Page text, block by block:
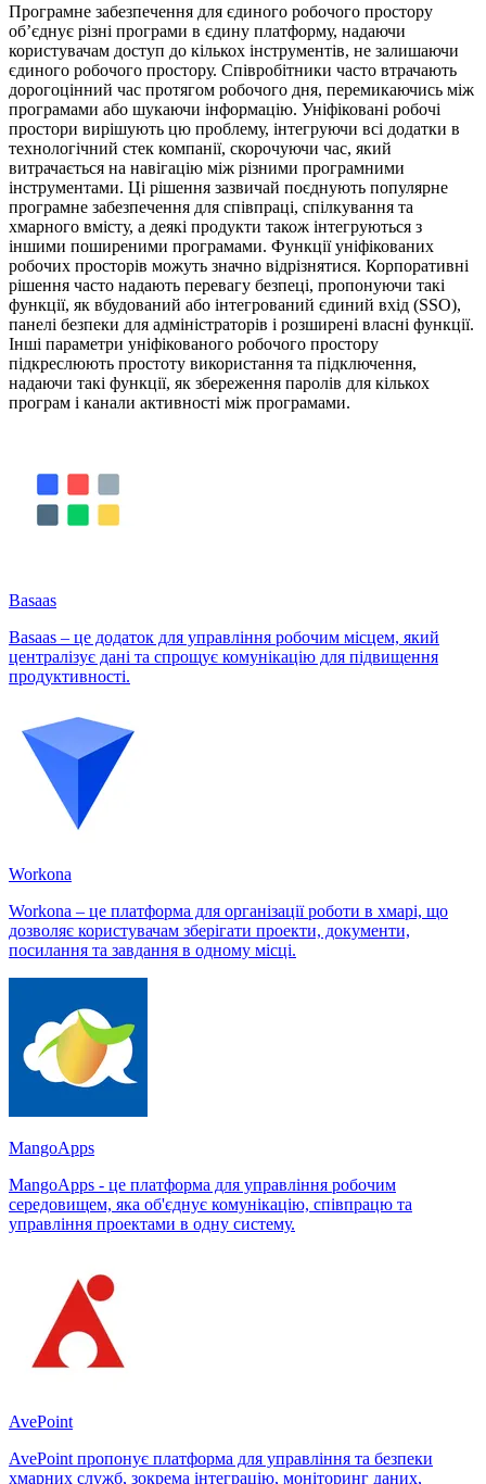
Програмне забезпечення для єдиного робочого простору
об’єднує різні програми в єдину платформу, надаючи
користувачам доступ до кількох інструментів, не залишаючи
єдиного робочого простору. Співробітники часто втрачають
дорогоцінний час протягом робочого дня, перемикаючись між
програмами або шукаючи інформацію. Уніфіковані робочі
простори вирішують цю проблему, інтегруючи всі додатки в
технологічний стек компанії, скорочуючи час, який
витрачається на навігацію між різними програмними
інструментами. Ці рішення зазвичай поєднують популярне
програмне забезпечення для співпраці, спілкування та
хмарного вмісту, а деякі продукти також інтегруються з
іншими поширеними програмами. Функції уніфікованих
робочих просторів можуть значно відрізнятися. Корпоративні
рішення часто надають перевагу безпеці, пропонуючи такі
функції, як вбудований або інтегрований єдиний вхід (SSO),
панелі безпеки для адміністраторів і розширені власні функції.
Інші параметри уніфікованого робочого простору
підкреслюють простоту використання та підключення,
надаючи такі функції, як збереження паролів для кількох
програм і канали активності між програмами.
Basaas
Basaas – це додаток для управління робочим місцем, який
централізує дані та спрощує комунікацію для підвищення
продуктивності.
Workona
Workona – це платформа для організації роботи в хмарі, що
дозволяє користувачам зберігати проекти, документи,
посилання та завдання в одному місці.
MangoApps
MangoApps - це платформа для управління робочим
середовищем, яка об'єднує комунікацію, співпрацю та
управління проектами в одну систему.
AvePoint
AvePoint пропонує платформа для управління та безпеки
хмарних служб, зокрема інтеграцію, моніторинг даних,